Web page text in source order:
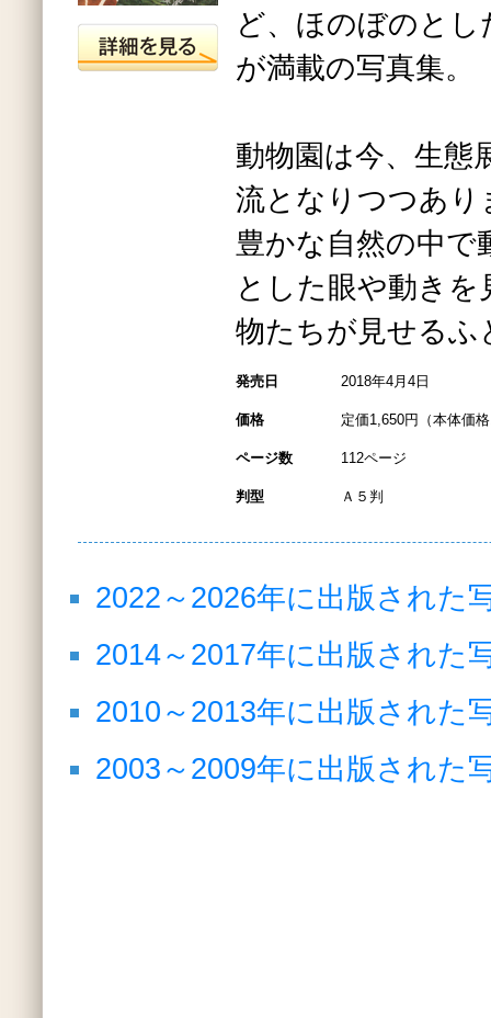
ど、ほのぼのと
が満載の写真集。
動物園は今、生態
流となりつつあり
豊かな自然の中で
とした眼や動き
物たちが見せる
発売日 2018年4月4日
価格 定価1,650円（本体価
ページ数 112ページ
判型 Ａ５判
2022～2026年に出版された
2014～2017年に出版された
2010～2013年に出版された
2003～2009年に出版された